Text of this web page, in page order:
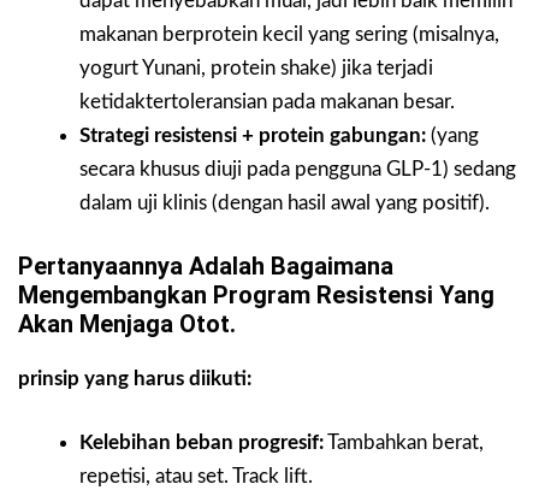
makanan berprotein kecil yang sering (misalnya,
yogurt Yunani, protein shake) jika terjadi
ketidaktertoleransian pada makanan besar.
Strategi resistensi + protein gabungan: (yang
secara khusus diuji pada pengguna GLP-1) sedang
dalam uji klinis (dengan hasil awal yang positif).
Pertanyaannya Adalah Bagaimana
Mengembangkan Program Resistensi Yang
Akan Menjaga Otot.
prinsip yang harus diikuti:
Kelebihan beban progresif:Tambahkan berat,
repetisi, atau set. Track lift.